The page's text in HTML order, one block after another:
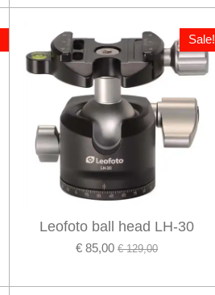
Sale!
Leofoto ball head LH-30
€ 85,00 € 129,00